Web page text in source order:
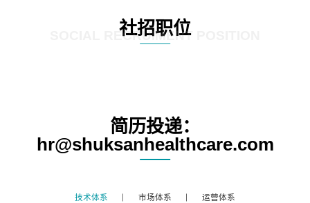
社招职位
SOCIAL RECRUIMENT POSITION
简历投递：
hr@shuksanhealthcare.com
技术体系 市场体系 运营体系